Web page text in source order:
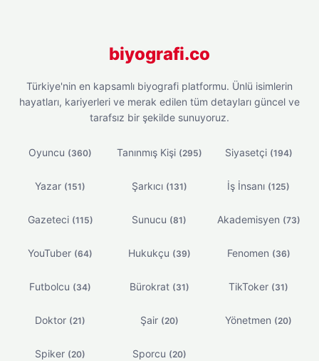
biyografi.co
Türkiye'nin en kapsamlı biyografi platformu. Ünlü isimlerin
hayatları, kariyerleri ve merak edilen tüm detayları güncel ve
tarafsız bir şekilde sunuyoruz.
Oyuncu (360) Tanınmış Kişi (295) Siyasetçi (194)
Yazar (151) Şarkıcı (131) İş İnsanı (125)
Gazeteci (115) Sunucu (81) Akademisyen (73)
YouTuber (64) Hukukçu (39) Fenomen (36)
Futbolcu (34) Bürokrat (31) TikToker (31)
Doktor (21) Şair (20) Yönetmen (20)
Spiker (20) Sporcu (20)